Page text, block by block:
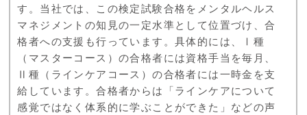
す。当社では、この検定試験合格をメンタルヘルス
マネジメントの知見の一定水準として位置づけ、合
格者への支援も行っています。具体的には、Ⅰ種
（マスターコース）の合格者には資格手当を毎月、
Ⅱ種（ラインケアコース）の合格者には一時金を支
給しています。合格者からは「ラインケアについて
感覚ではなく体系的に学ぶことができた」などの声